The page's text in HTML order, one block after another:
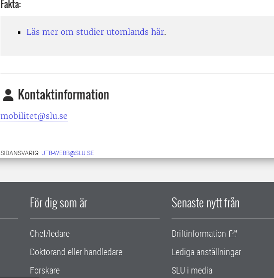
Fakta:
Läs mer om studier utomlands här.
Kontaktinformation
mobilitet@slu.se
SIDANSVARIG: UTB-WEBB@SLU.SE
För dig som är
Chef/ledare
Doktorand eller handledare
Forskare
Senaste nytt från
Driftinformation
Lediga anställningar
SLU i media